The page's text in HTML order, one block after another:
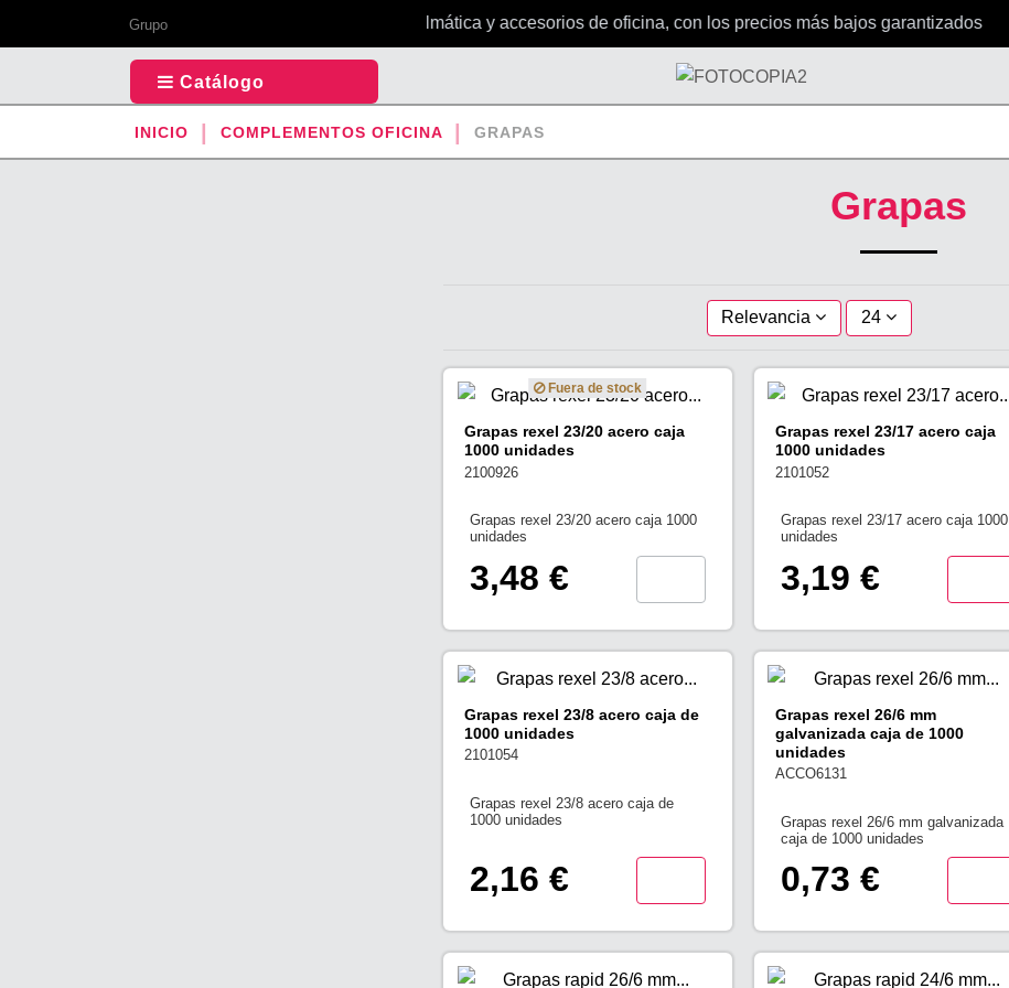
Grupo Tu todo en 1 de papelmática y accesorios de oficina, con los precios más bajos garantizados
Catálogo
INICIO COMPLEMENTOS OFICINA GRAPAS
Grapas
Relevancia 24
Fuera de stock
Grapas rexel 23/20 acero caja
1000 unidades
2100926
Grapas rexel 23/20 acero caja 1000
unidades
3,48 €
Grapas rexel 23/17 acero caja
1000 unidades
2101052
Grapas rexel 23/17 acero caja 1000
unidades
3,19 €
Grapas rexel 23/8 acero caja de
1000 unidades
2101054
Grapas rexel 23/8 acero caja de
1000 unidades
2,16 €
Grapas rexel 26/6 mm
galvanizada caja de 1000
unidades
ACCO6131
Grapas rexel 26/6 mm galvanizada
caja de 1000 unidades
0,73 €